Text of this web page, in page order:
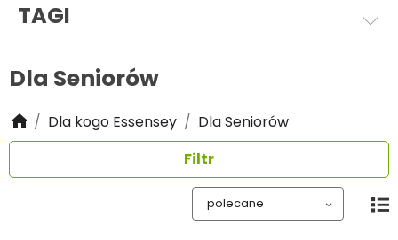
TAGI
Dla Seniorów
Dla kogo Essensey
Dla Seniorów
Filtr